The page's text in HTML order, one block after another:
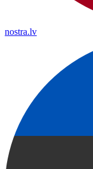
nostra.lv